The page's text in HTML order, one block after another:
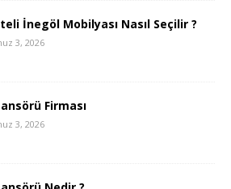
İnegöl Mobilyası Nasıl Seçilir ?
3, 2026
Firması
3, 2026